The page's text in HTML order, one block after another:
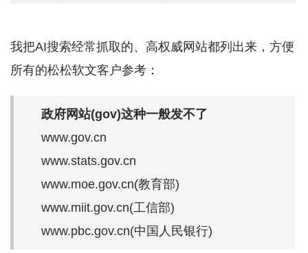
我把AI搜索经常抓取的、高权威网站都列出来，方便
所有的松松软文客户参考：
政府网站(gov)这种一般发不了
www.gov.cn
www.stats.gov.cn
www.moe.gov.cn(教育部)
www.miit.gov.cn(工信部)
www.pbc.gov.cn(中国人民银行)